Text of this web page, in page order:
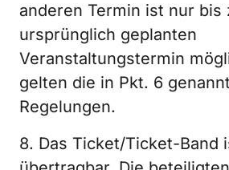
anderen Termin ist nur bis
ursprünglich geplanten
Veranstaltungstermin
gelten die in Pkt. 6
Regelungen.
8. Das Ticket/Ticket-Band